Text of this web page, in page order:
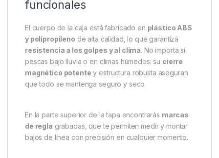
funcionales
El cuerpo de la caja está fabricado en plástico ABS
y polipropileno de alta calidad, lo que garantiza
resistencia a los golpes y al clima. No importa si
pescas bajo lluvia o en climas húmedos: su cierre
magnético potente y estructura robusta aseguran
que todo se mantenga seguro y seco.
En la parte superior de la tapa encontrarás marcas
de regla grabadas, que te permiten medir y montar
bajos de línea con precisión en cualquier momento.